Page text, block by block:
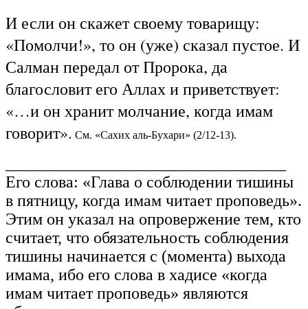
И если он скажет своему товарищу:
«Помолчи!», то он (уже) сказал пустое. И
Салман передал от Пророка, да
благословит его Аллах и приветствует:
«…и он хранит молчание, когда имам
говорит». См. «Сахих аль-Бухари» (2/12-13).
Его слова: «Глава о соблюдении тишины
в пятницу, когда имам читает проповедь».
Этим он указал на опровержение тем, кто
считает, что обязательность соблюдения
тишины начинается с (момента) выхода
имама, ибо его слова в хадисе «когда
имам читает проповедь» являются